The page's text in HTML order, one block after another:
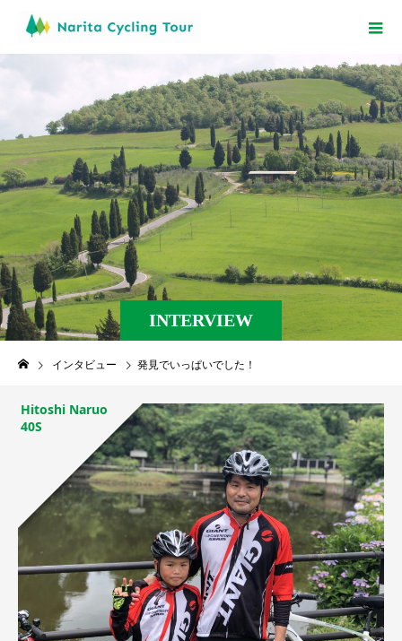
INTERVIEW
インタビュー 発見でいっぱいでした！
Hitoshi Naruo
40S